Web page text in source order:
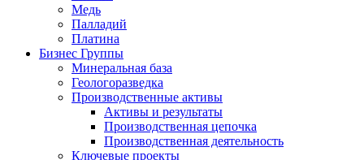
Медь
Палладий
Платина
Бизнес Группы
Минеральная база
Геологоразведка
Производственные активы
Активы и результаты
Производственная цепочка
Производственная деятельность
Ключевые проекты